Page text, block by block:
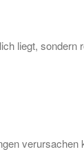
liegt,
verursachen